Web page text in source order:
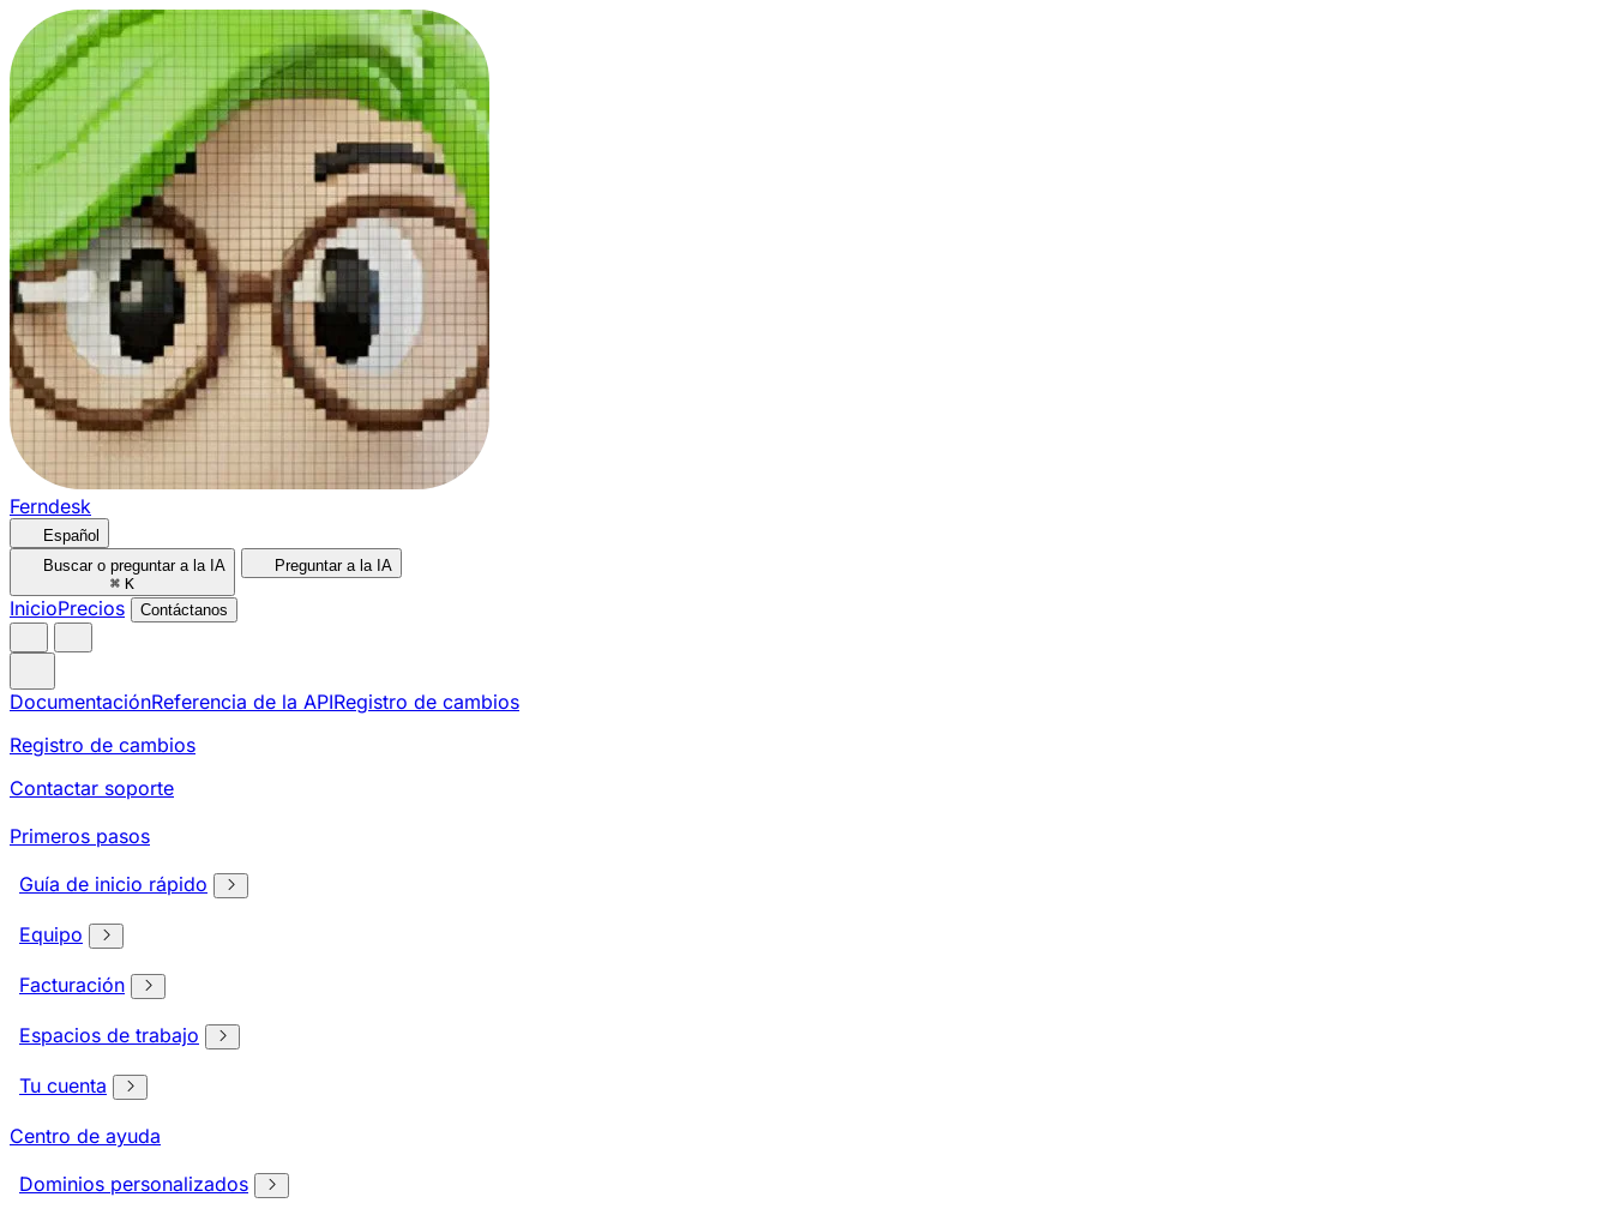
Ferndesk
Español
Buscar o preguntar a la IA
⌘ K
Preguntar a la IA
InicioPrecios Contáctanos
DocumentaciónReferencia de la APIRegistro de cambios
Registro de cambios
Contactar soporte
Primeros pasos
Guía de inicio rápido
Equipo
Facturación
Espacios de trabajo
Tu cuenta
Centro de ayuda
Dominios personalizados